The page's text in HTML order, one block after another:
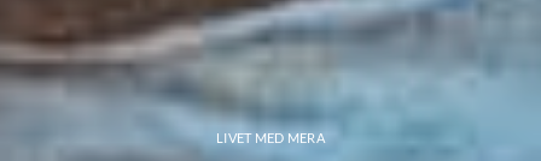
LIVET MED MERA